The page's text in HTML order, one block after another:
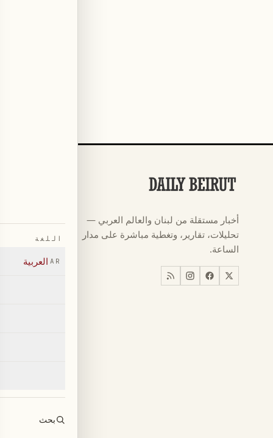
أخبار مستقلة من لبنان والعالم العربي —
تحليلات، تقارير، وتغطية مباشرة على مدار
الساعة.
كأس العالم
←أخبار
←اخبار لبنان
اللغة
AR العربية
بحث